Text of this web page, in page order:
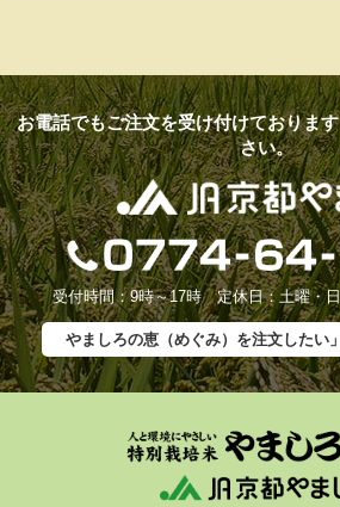
お電話でもご注文を受け付けておりま
さい。
受付時間：9時～17時 定休日：土曜・
やましろの恵（めぐみ）を注文したい